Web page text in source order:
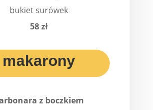
bukiet surówek
58 zł
makarony
z boczkiem